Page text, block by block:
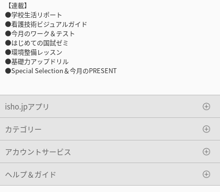
【連載】
●学校生活リポート
●看護技術ビジュアルガイド
●今月のワーク＆テスト
●はじめての国試ゼミ
●環境整備レッスン
●基礎力アップドリル
●Special Selection＆今月のPRESENT
isho.jpアプリ
カテゴリー
アカウントサービス
ヘルプ＆ガイド